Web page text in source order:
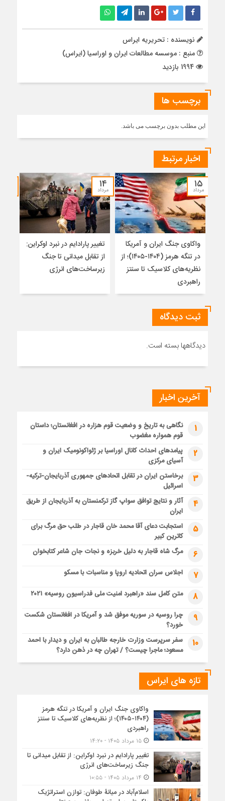
نویسنده : تحریریه ایراس
منبع : موسسه مطالعات ایران و اوراسیا (ایراس)
برچسب ها
این مطلب بدون برچسب می باشد.
اخبار مرتبط
۱۵
مرداد
واکاوی جنگ ایران و آمریکا
در تنگه هرمز (۱۴۰۴-۱۴۰۵)؛ از
نظریه‌های کلاسیک تا سنتز
راهبردی
۱۴
مرداد
تغییر پارادایم در نبرد اوکراین:
از تقابل میدانی تا جنگ
زیرساخت‌های انرژی
ثبت دیدگاه
دیدگاهها بسته است.
آخرین اخبار
1
نگاهی به تاریخ و وضعیت قوم هزاره در افغانستان؛ داستان
قوم همواره مغضوب
2
پیامدهای احداث کانال اوراسیا بر ژئواکونومیک ایران و
آسیای مرکزی
3
برخاستن ایران در تقابل اتحادهای جمهوری آذربایجان-ترکیه-
اسرائیل
4
آثار و نتایج توافق سواپ گاز ترکمنستان به آذربایجان از طریق
ایران
5
استجابت دعای آقا محمد خان قاجار در طلب حق مرگ برای
کاترین کبیر
6 مرگ شاه قاجار به دلیل خربزه و نجات جان شاعر کتابخوان
7 اجلاس سران اتحادیه اروپا و مناسبات با مسکو
8 متن کامل سند «راهبرد امنیت ملی فدراسیون روسیه» ۲۰۲۱
9
چرا روسیه در سوریه موفق شد و آمریکا در افغانستان شکست
خورد؟
10
سفر سرپرست وزارت خارجه طالبان به ایران و دیدار با احمد
مسعود؛ ماجرا چیست؟ / تهران چه در ذهن دارد؟
تازه های ایراس
واکاوی جنگ ایران و آمریکا در تنگه هرمز
(۱۴۰۴-۱۴۰۵)؛ از نظریه‌های کلاسیک تا سنتز
راهبردی
۱۵ مرداد ۱۴۰۵ - ۱۴:۲۰
تغییر پارادایم در نبرد اوکراین: از تقابل میدانی تا
جنگ زیرساخت‌های انرژی
اسلام‌آباد در میانۀ طوفان: توازن استراتژیک